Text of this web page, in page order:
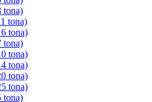
tona)
tona)
tona)
tona)
tona)
tona)
tona)
tona)
tona)